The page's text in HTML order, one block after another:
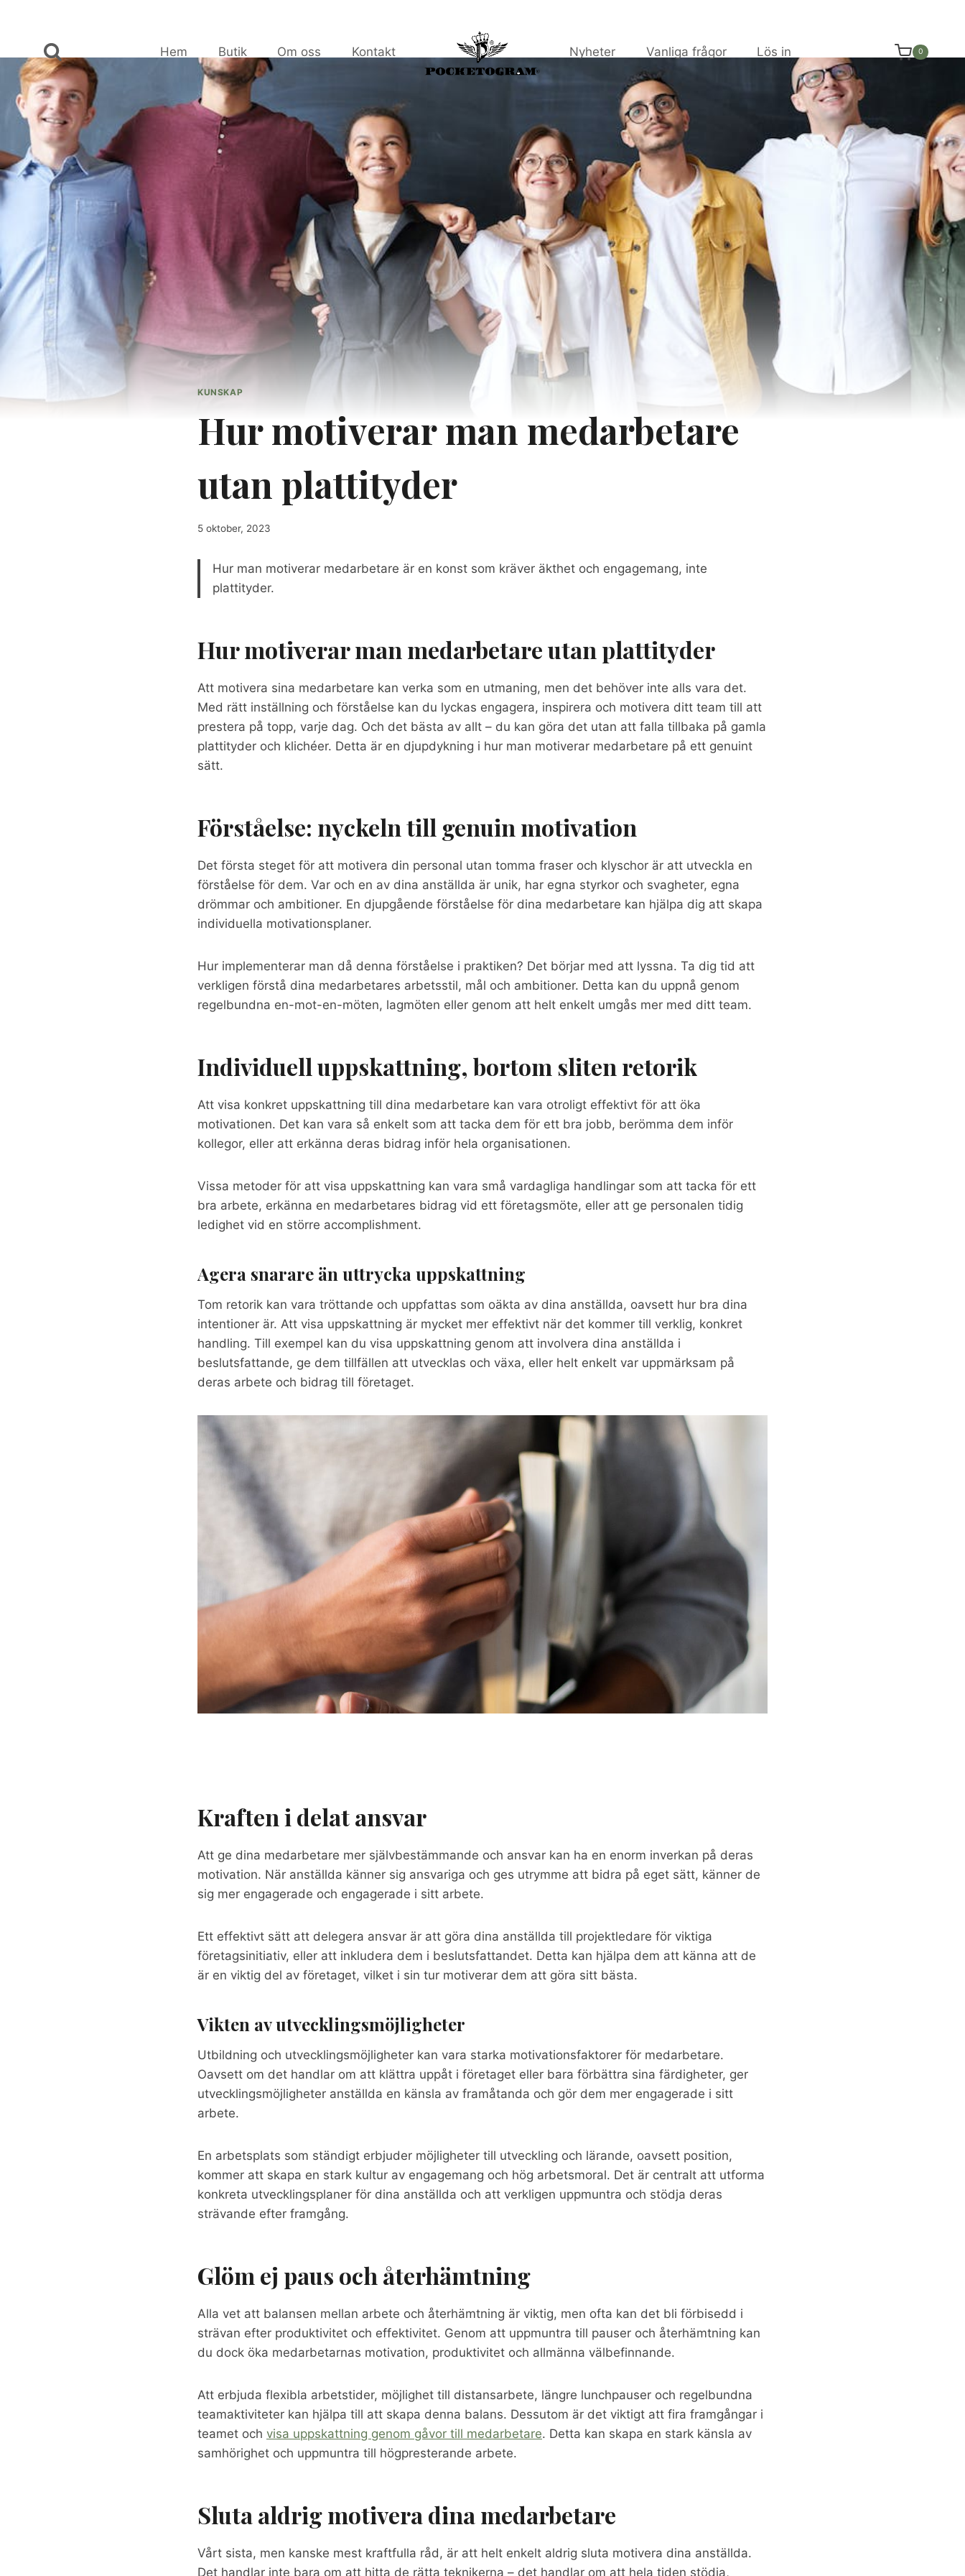
Hem Butik Om oss Kontakt Nyheter Vanliga frågor Lös in 0
KUNSKAP
Hur motiverar man medarbetare
utan plattityder
5 oktober, 2023
Hur man motiverar medarbetare är en konst som kräver äkthet och engagemang, inte
plattityder.
Hur motiverar man medarbetare utan plattityder
Att motivera sina medarbetare kan verka som en utmaning, men det behöver inte alls vara det.
Med rätt inställning och förståelse kan du lyckas engagera, inspirera och motivera ditt team till att
prestera på topp, varje dag. Och det bästa av allt – du kan göra det utan att falla tillbaka på gamla
plattityder och klichéer. Detta är en djupdykning i hur man motiverar medarbetare på ett genuint
sätt.
Förståelse: nyckeln till genuin motivation
Det första steget för att motivera din personal utan tomma fraser och klyschor är att utveckla en
förståelse för dem. Var och en av dina anställda är unik, har egna styrkor och svagheter, egna
drömmar och ambitioner. En djupgående förståelse för dina medarbetare kan hjälpa dig att skapa
individuella motivationsplaner.
Hur implementerar man då denna förståelse i praktiken? Det börjar med att lyssna. Ta dig tid att
verkligen förstå dina medarbetares arbetsstil, mål och ambitioner. Detta kan du uppnå genom
regelbundna en-mot-en-möten, lagmöten eller genom att helt enkelt umgås mer med ditt team.
Individuell uppskattning, bortom sliten retorik
Att visa konkret uppskattning till dina medarbetare kan vara otroligt effektivt för att öka
motivationen. Det kan vara så enkelt som att tacka dem för ett bra jobb, berömma dem inför
kollegor, eller att erkänna deras bidrag inför hela organisationen.
Vissa metoder för att visa uppskattning kan vara små vardagliga handlingar som att tacka för ett
bra arbete, erkänna en medarbetares bidrag vid ett företagsmöte, eller att ge personalen tidig
ledighet vid en större accomplishment.
Agera snarare än uttrycka uppskattning
Tom retorik kan vara tröttande och uppfattas som oäkta av dina anställda, oavsett hur bra dina
intentioner är. Att visa uppskattning är mycket mer effektivt när det kommer till verklig, konkret
handling. Till exempel kan du visa uppskattning genom att involvera dina anställda i
beslutsfattande, ge dem tillfällen att utvecklas och växa, eller helt enkelt var uppmärksam på
deras arbete och bidrag till företaget.
Kraften i delat ansvar
Att ge dina medarbetare mer självbestämmande och ansvar kan ha en enorm inverkan på deras
motivation. När anställda känner sig ansvariga och ges utrymme att bidra på eget sätt, känner de
sig mer engagerade och engagerade i sitt arbete.
Ett effektivt sätt att delegera ansvar är att göra dina anställda till projektledare för viktiga
företagsinitiativ, eller att inkludera dem i beslutsfattandet. Detta kan hjälpa dem att känna att de
är en viktig del av företaget, vilket i sin tur motiverar dem att göra sitt bästa.
Vikten av utvecklingsmöjligheter
Utbildning och utvecklingsmöjligheter kan vara starka motivationsfaktorer för medarbetare.
Oavsett om det handlar om att klättra uppåt i företaget eller bara förbättra sina färdigheter, ger
utvecklingsmöjligheter anställda en känsla av framåtanda och gör dem mer engagerade i sitt
arbete.
En arbetsplats som ständigt erbjuder möjligheter till utveckling och lärande, oavsett position,
kommer att skapa en stark kultur av engagemang och hög arbetsmoral. Det är centralt att utforma
konkreta utvecklingsplaner för dina anställda och att verkligen uppmuntra och stödja deras
strävande efter framgång.
Glöm ej paus och återhämtning
Alla vet att balansen mellan arbete och återhämtning är viktig, men ofta kan det bli förbisedd i
strävan efter produktivitet och effektivitet. Genom att uppmuntra till pauser och återhämtning kan
du dock öka medarbetarnas motivation, produktivitet och allmänna välbefinnande.
Att erbjuda flexibla arbetstider, möjlighet till distansarbete, längre lunchpauser och regelbundna
teamaktiviteter kan hjälpa till att skapa denna balans. Dessutom är det viktigt att fira framgångar i
teamet och visa uppskattning genom gåvor till medarbetare. Detta kan skapa en stark känsla av
samhörighet och uppmuntra till högpresterande arbete.
Sluta aldrig motivera dina medarbetare
Vårt sista, men kanske mest kraftfulla råd, är att helt enkelt aldrig sluta motivera dina anställda.
Det handlar inte bara om att hitta de rätta teknikerna – det handlar om att hela tiden stödja,